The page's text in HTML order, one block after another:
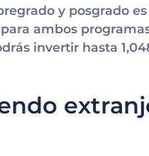
y posgrado es
ambos
invertir hasta